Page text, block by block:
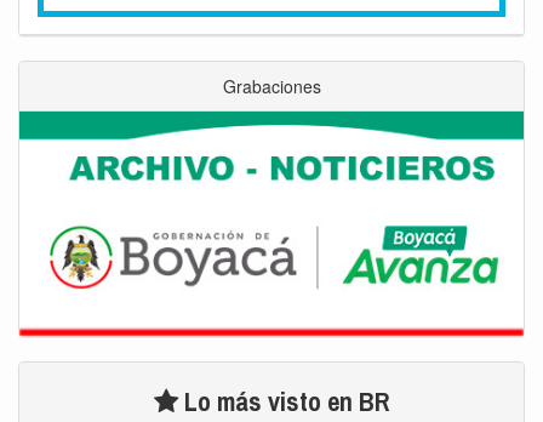
Grabaciones
Lo más visto en BR